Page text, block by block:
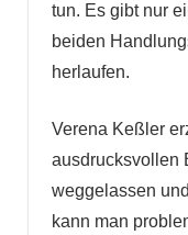
tun. Es gibt nur
beiden
herlaufen.
Verena Keßler
ausdrucksvollen
weggelassen
kann man